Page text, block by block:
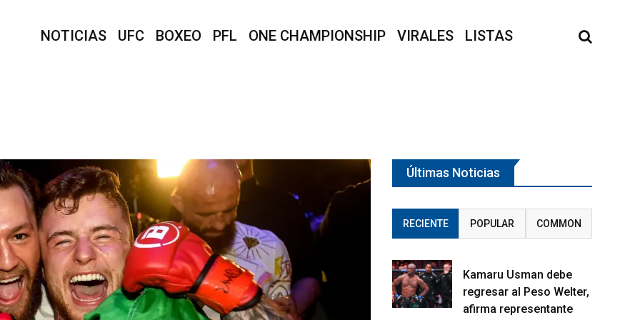
NOTICIAS UFC BOXEO PFL ONE CHAMPIONSHIP VIRALES LISTAS
Últimas Noticias
RECIENTE POPULAR COMMON
Kamaru Usman debe
regresar al Peso Welter,
afirma representante